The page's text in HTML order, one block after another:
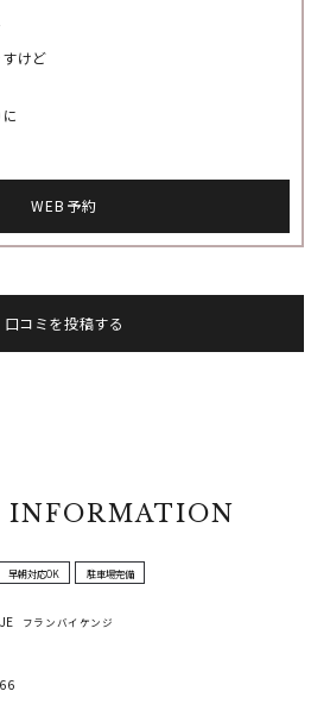
けど
WEB予約
口コミを投稿する
INFORMATION
早朝対応OK 駐車場完備
フランバイケンジ